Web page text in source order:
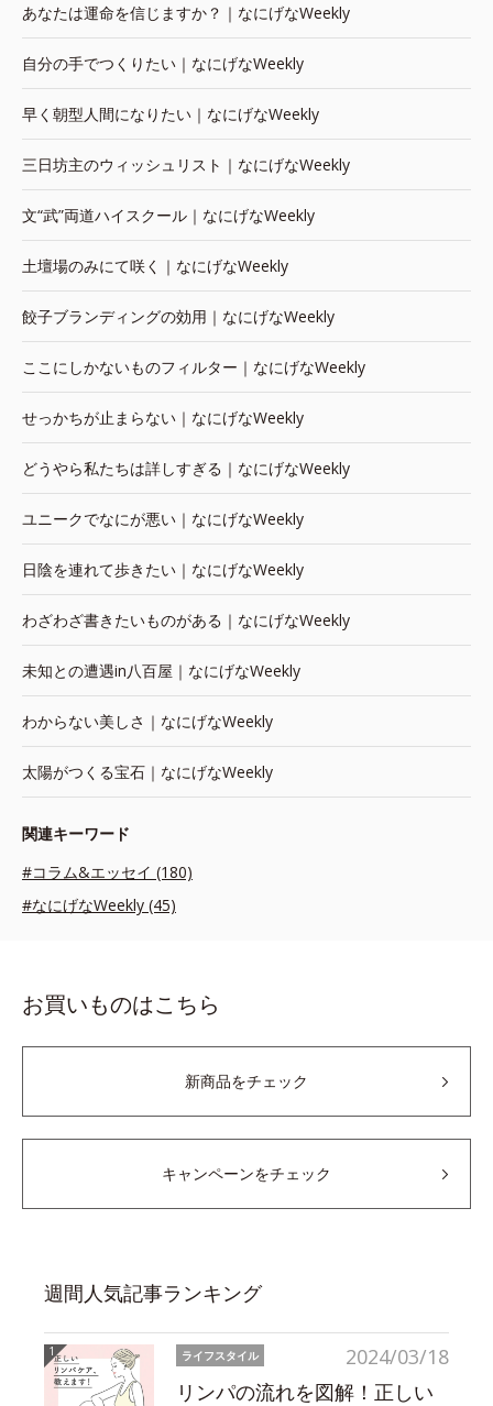
あなたは運命を信じますか？｜なにげなWeekly
自分の手でつくりたい｜なにげなWeekly
早く朝型人間になりたい｜なにげなWeekly
三日坊主のウィッシュリスト｜なにげなWeekly
文“武”両道ハイスクール｜なにげなWeekly
土壇場のみにて咲く｜なにげなWeekly
餃子ブランディングの効用｜なにげなWeekly
ここにしかないものフィルター｜なにげなWeekly
せっかちが止まらない｜なにげなWeekly
どうやら私たちは詳しすぎる｜なにげなWeekly
ユニークでなにが悪い｜なにげなWeekly
日陰を連れて歩きたい｜なにげなWeekly
わざわざ書きたいものがある｜なにげなWeekly
未知との遭遇in八百屋｜なにげなWeekly
わからない美しさ｜なにげなWeekly
太陽がつくる宝石｜なにげなWeekly
関連キーワード
#コラム&エッセイ (180)
#なにげなWeekly (45)
お買いものはこちら
新商品をチェック
キャンペーンをチェック
週間人気記事ランキング
2024/03/18
ライフスタイル
リンパの流れを図解！正しい